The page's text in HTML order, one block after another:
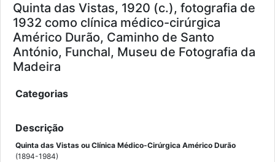
Quinta das Vistas, 1920 (c.), fotografia de
1932 como clínica médico-cirúrgica
Américo Durão, Caminho de Santo
António, Funchal, Museu de Fotografia da
Madeira
Categorias
Descrição
Quinta das Vistas ou Clínica Médico-Cirúrgica Américo Durão
(1894-1984)